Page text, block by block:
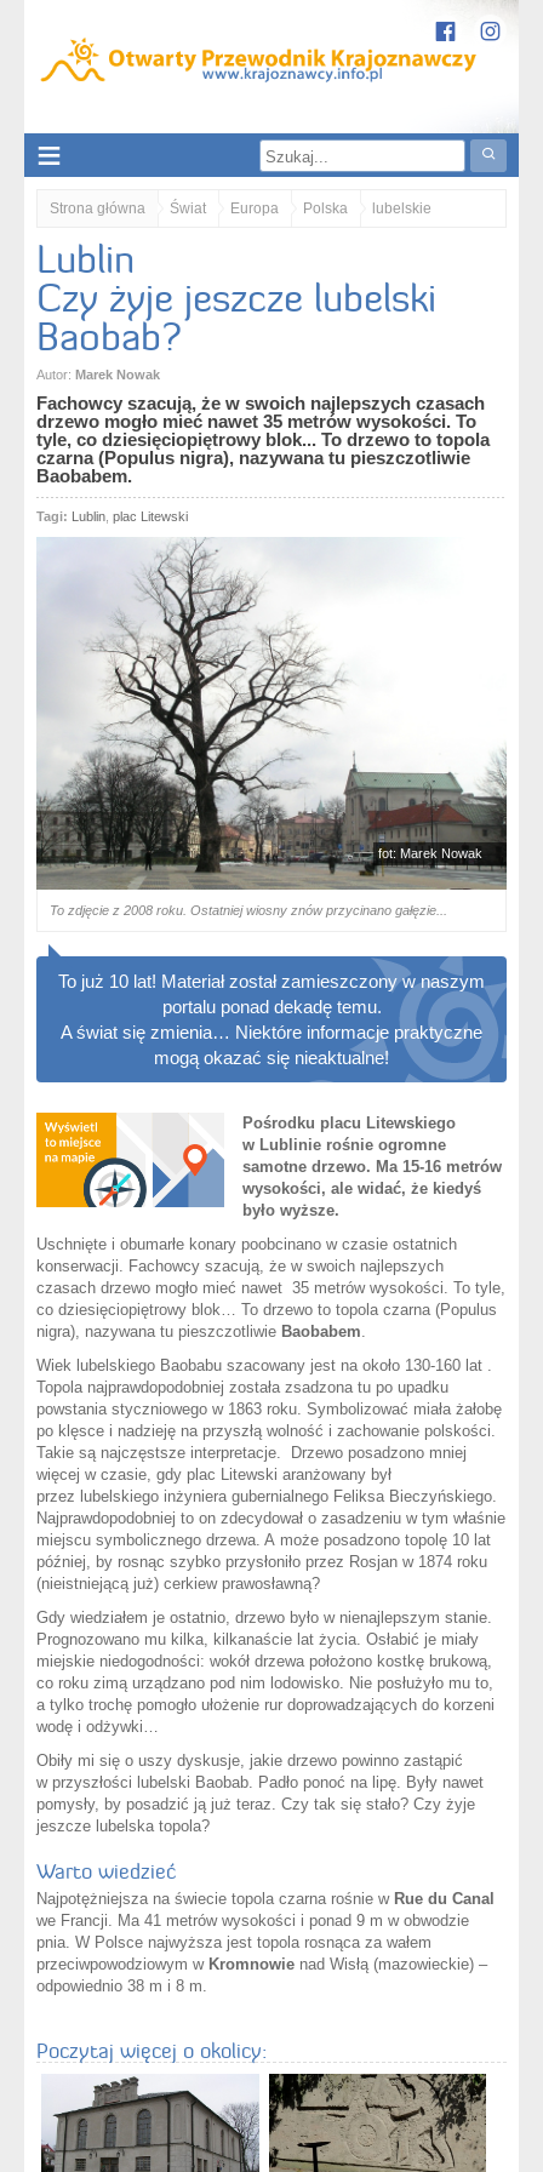
Strona główna Świat Europa Polska lubelskie
Lubelszczyzna
Lublin. Czy żyje jeszcze lubelski Baobab?
Lublin
Czy żyje jeszcze lubelski
Baobab?
Autor: Marek Nowak
Fachowcy szacują, że w swoich najlepszych czasach
drzewo mogło mieć nawet 35 metrów wysokości. To
tyle, co dziesięciopiętrowy blok... To drzewo to topola
czarna (Populus nigra), nazywana tu pieszczotliwie
Baobabem.
Tagi: Lublin plac Litewski
fot: Marek Nowak
To zdjęcie z 2008 roku. Ostatniej wiosny znów przycinano gałęzie...
To już 10 lat! Materiał został zamieszczony w naszym
portalu ponad dekadę temu.
A świat się zmienia… Niektóre informacje praktyczne
mogą okazać się nieaktualne!
Pośrodku placu Litewskiego
w Lublinie rośnie ogromne
samotne drzewo. Ma 15-16 metrów
wysokości, ale widać, że kiedyś
było wyższe.
Uschnięte i obumarłe konary poobcinano w czasie ostatnich
konserwacji. Fachowcy szacują, że w swoich najlepszych
czasach drzewo mogło mieć nawet 35 metrów wysokości. To tyle,
co dziesięciopiętrowy blok… To drzewo to topola czarna (Populus
nigra), nazywana tu pieszczotliwie Baobabem.
Wiek lubelskiego Baobabu szacowany jest na około 130-160 lat .
Topola najprawdopodobniej została zsadzona tu po upadku
powstania styczniowego w 1863 roku. Symbolizować miała żałobę
po klęsce i nadzieję na przyszłą wolność i zachowanie polskości.
Takie są najczęstsze interpretacje. Drzewo posadzono mniej
więcej w czasie, gdy plac Litewski aranżowany był
przez lubelskiego inżyniera gubernialnego Feliksa Bieczyńskiego.
Najprawdopodobniej to on zdecydował o zasadzeniu w tym właśnie
miejscu symbolicznego drzewa. A może posadzono topolę 10 lat
później, by rosnąc szybko przysłoniło przez Rosjan w 1874 roku
(nieistniejącą już) cerkiew prawosławną?
Gdy wiedziałem je ostatnio, drzewo było w nienajlepszym stanie.
Prognozowano mu kilka, kilkanaście lat życia. Osłabić je miały
miejskie niedogodności: wokół drzewa położono kostkę brukową,
co roku zimą urządzano pod nim lodowisko. Nie posłużyło mu to,
a tylko trochę pomogło ułożenie rur doprowadzających do korzeni
wodę i odżywki…
Obiły mi się o uszy dyskusje, jakie drzewo powinno zastąpić
w przyszłości lubelski Baobab. Padło ponoć na lipę. Były nawet
pomysły, by posadzić ją już teraz. Czy tak się stało? Czy żyje
jeszcze lubelska topola?
Warto wiedzieć
Najpotężniejsza na świecie topola czarna rośnie w Rue du Canal
we Francji. Ma 41 metrów wysokości i ponad 9 m w obwodzie
pnia. W Polsce najwyższa jest topola rosnąca za wałem
przeciwpowodziowym w Kromnowie nad Wisłą (mazowieckie) –
odpowiednio 38 m i 8 m.
Poczytaj więcej o okolicy: